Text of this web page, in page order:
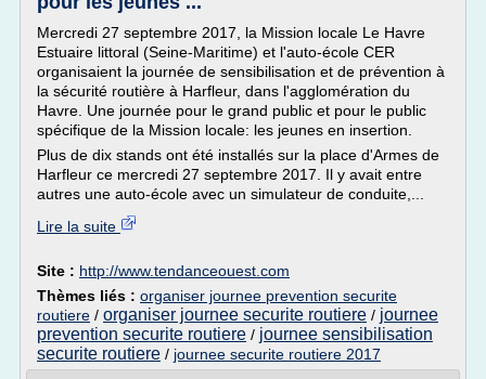
Mercredi 27 septembre 2017, la Mission locale Le Havre
Estuaire littoral (Seine-Maritime) et l'auto-école CER
organisaient la journée de sensibilisation et de prévention à
la sécurité routière à Harfleur, dans l'agglomération du
Havre. Une journée pour le grand public et pour le public
spécifique de la Mission locale: les jeunes en insertion.
Plus de dix stands ont été installés sur la place d'Armes de
Harfleur ce mercredi 27 septembre 2017. Il y avait entre
autres une auto-école avec un simulateur de conduite,...
Lire la suite
Site : http://www.tendanceouest.com
Thèmes liés : organiser journee prevention securite
routiere / organiser journee securite routiere / journee
prevention securite routiere / journee sensibilisation
securite routiere / journee securite routiere 2017